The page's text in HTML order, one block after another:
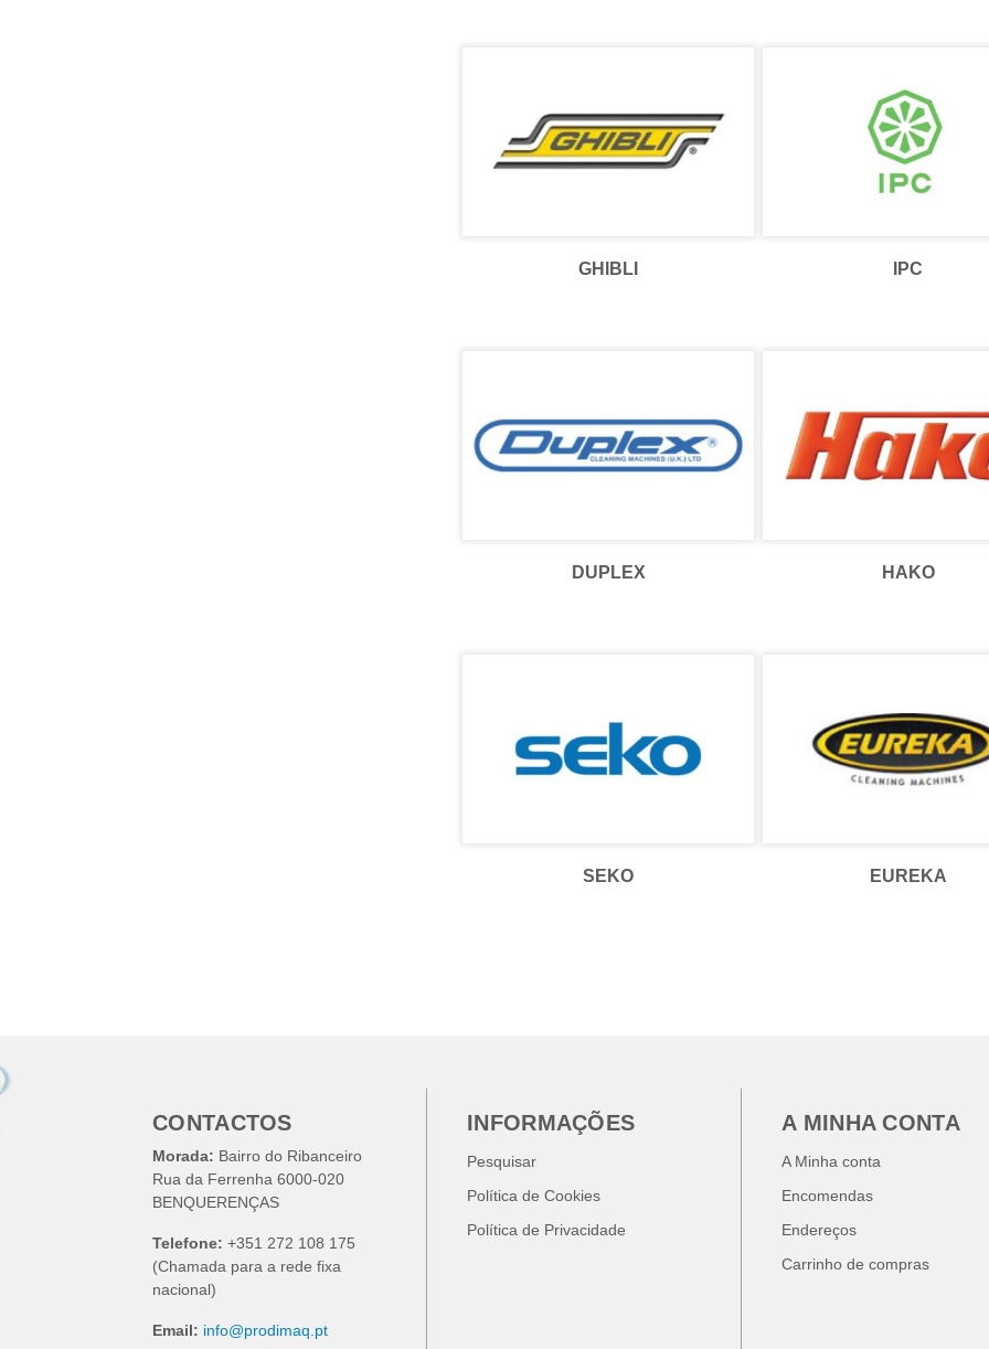
GHIBLI IPC
DUPLEX HAKO
SEKO EUREKA
CONTACTOS
Morada: Bairro do Ribanceiro
Rua da Ferrenha 6000-020
BENQUERENÇAS
Telefone: +351 272 108 175
(Chamada para a rede fixa
nacional)
Email: info@prodimaq.pt
INFORMAÇÕES
Pesquisar
Política de Cookies
Política de Privacidade
A MINHA CONTA
A Minha conta
Encomendas
Endereços
Carrinho de compras